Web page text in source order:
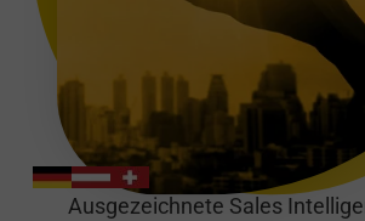
Ausgezeichnete Sales